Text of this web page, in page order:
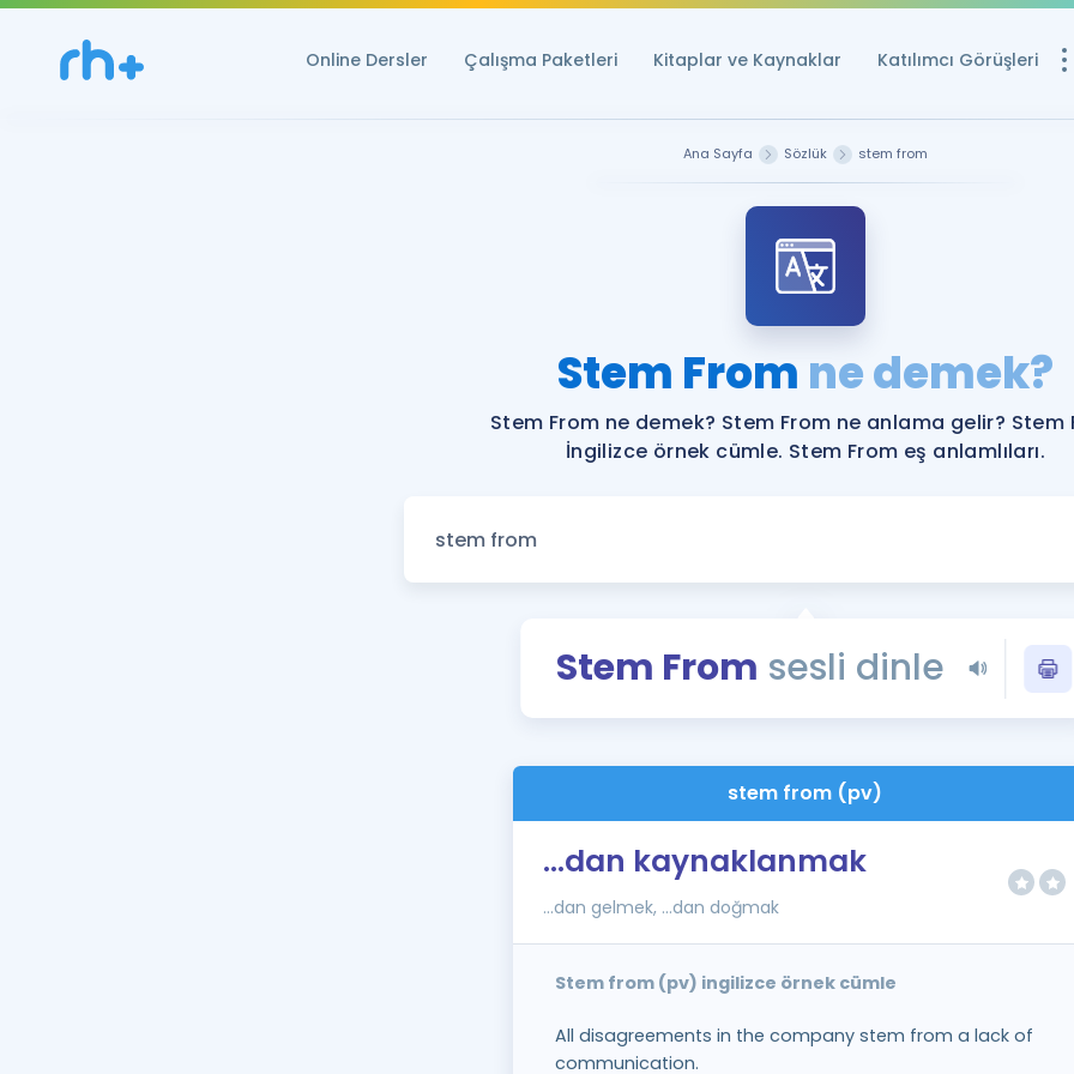
Online Dersler Çalışma Paketleri Kitaplar ve Kaynaklar Katılımcı Görüşleri
YDS ve YÖKDİL
YDS ve YÖKDİL'e
Tüm ÖSYM
YDS - YÖKDİL
İngilizce
Ana Sayfa Sözlük stem from
Stem From ne demek?
Stem From ne demek? Stem From ne anlama gelir? Stem
İngilizce örnek cümle. Stem From eş anlamlıları.
Stem From sesli dinle
stem from (pv)
...dan kaynaklanmak
...dan gelmek, ...dan doğmak
Stem from (pv) ingilizce örnek cümle
All disagreements in the company stem from a lack of
communication.